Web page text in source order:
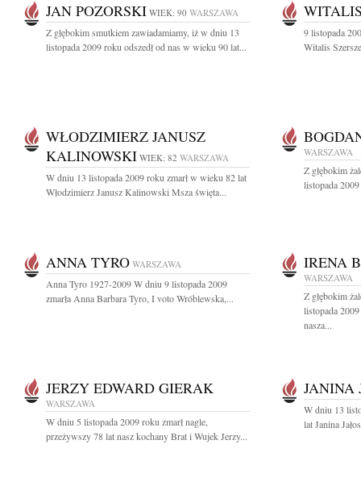
JAN POZORSKI WIEK: 90 WARSZAWA
Z głębokim smutkiem zawiadamiamy, iż w dniu 13
listopada 2009 roku odszedł od nas w wieku 90 lat...
9 listopada
Witalis
WŁODZIMIERZ JANUSZ
KALINOWSKI WIEK: 82 WARSZAWA
W dniu 13 listopada 2009 roku zmarł w wieku 82 lat
Włodzimierz Janusz Kalinowski Msza święta...
WARSZAWA
Z głębokim
listopada
ANNA TYRO WARSZAWA
Anna Tyro 1927-2009 W dniu 9 listopada 2009
zmarła Anna Barbara Tyro, I voto Wróblewska,...
IRENA
WARSZAWA
Z głębokim
listopada
nasza...
JERZY EDWARD GIERAK
WARSZAWA
W dniu 5 listopada 2009 roku zmarł nagle,
przeżywszy 78 lat nasz kochany Brat i Wujek Jerzy...
JANINA
W dniu 13
lat Janina